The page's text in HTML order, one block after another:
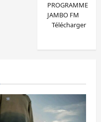
PROGRAMME
JAMBO FM
Télécharger